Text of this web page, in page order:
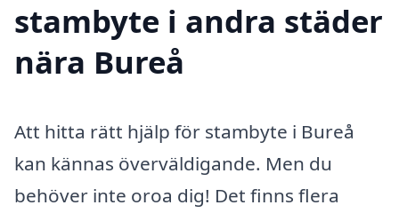
stambyte i andra städer
nära Bureå
Att hitta rätt hjälp för stambyte i Bureå
kan kännas överväldigande. Men du
behöver inte oroa dig! Det finns flera